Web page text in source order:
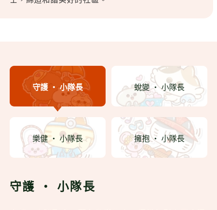
守護 ‧ 小隊長 蛻變 ‧ 小隊長
樂健 ‧ 小隊長 擁抱 ‧ 小隊長
守護 ‧ 小隊長